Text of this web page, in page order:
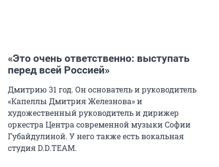
«Это очень ответственно: выступать
перед всей Россией»
Дмитрию 31 год. Он основатель и руководитель
«Капеллы Дмитрия Железнова» и
художественный руководитель и дирижер
оркестра Центра современной музыки Софии
Губайдулиной. У него также есть вокальная
студия D.D.TEAM.